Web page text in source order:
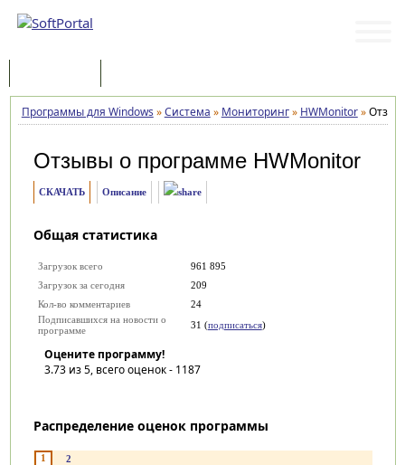
Программы для Windows »Система » Мониторинг» HWMonitor»
Отзывы о программе HWMonitor
СКАЧАТЬ Описание
Общая статистика
Загрузок всего
961 895
Загрузок за сегодня
209
Кол-во комментариев
24
Подписавшихся на новости о
программе
31 (подписаться)
Оцените программу!
3.73из 5, всего оценок - 1187
Распределение оценок программы
1 2